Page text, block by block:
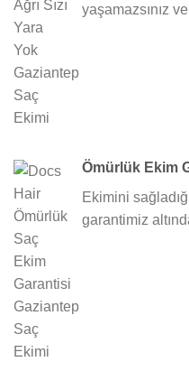
yaşamazsınız
Ömürlük Ekim
Ekimini
garantimiz